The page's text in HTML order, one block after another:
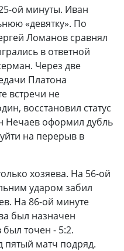
ой минуты. Иван
«девятку». По
Ломанов сравнял
в ответной
Через две
Платона
встречи не
восстановил статус
Нечаев оформил дубль
на перерыв в
хозяева. На 56-ой
ударом забил
На 86-ой минуте
был назначен
был точен - 5:2.
пятый матч подряд.